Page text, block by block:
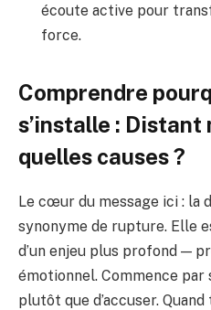
écoute active pour
force.
Comprendre
s’installe : Distant
quelles causes ?
Le cœur du message ici : la
synonyme de rupture. Elle
d’un enjeu plus profond —
émotionnel. Commence par
plutôt que d’accuser.